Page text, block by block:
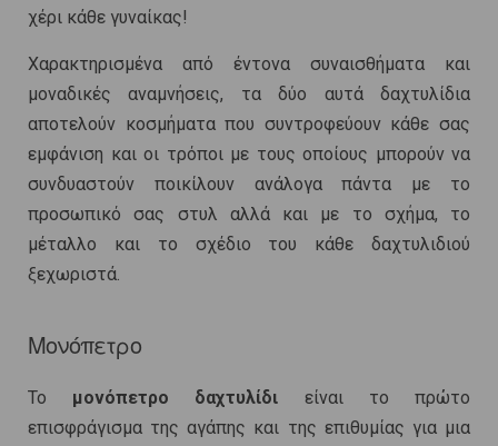
χέρι κάθε γυναίκας!
Χαρακτηρισμένα από έντονα συναισθήματα και
μοναδικές αναμνήσεις, τα δύο αυτά δαχτυλίδια
αποτελούν κοσμήματα που συντροφεύουν κάθε σας
εμφάνιση και οι τρόποι με τους οποίους μπορούν να
συνδυαστούν ποικίλουν ανάλογα πάντα με το
προσωπικό σας στυλ αλλά και με το σχήμα, το
μέταλλο και το σχέδιο του κάθε δαχτυλιδιού
ξεχωριστά.
Μονόπετρο
Το μονόπετρο δαχτυλίδι είναι το πρώτο
επισφράγισμα της αγάπης και της επιθυμίας για μια